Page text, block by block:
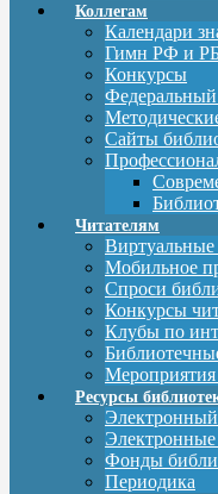
Коллегам
Календари
Гимн РФ и
Конкурсы
Федеральный
Сайты
Читателям
Виртуальные
Мобильное
Спроси
Конкурсы
Клубы по
Ресурсы
Электронный
Фонды
Периодика